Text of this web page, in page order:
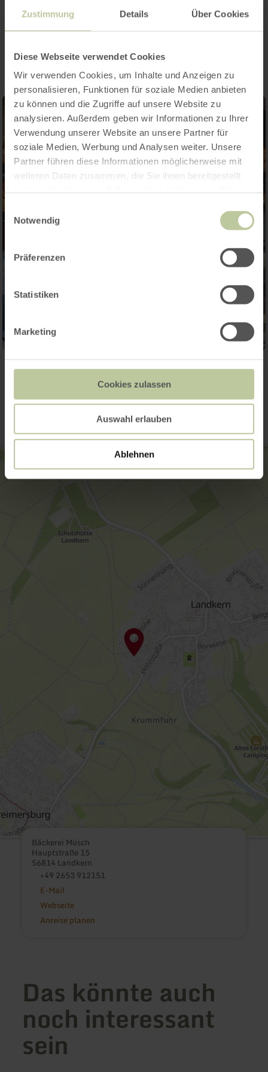
Zustimmung Details Über Cookies
Diese Webseite verwendet Cookies
Wir verwenden Cookies, um Inhalte und Anzeigen zu
personalisieren, Funktionen für soziale Medien anbieten
zu können und die Zugriffe auf unsere Website zu
analysieren. Außerdem geben wir Informationen zu Ihrer
Verwendung unserer Website an unsere Partner für
soziale Medien, Werbung und Analysen weiter. Unsere
Partner führen diese Informationen möglicherweise mit
weiteren Daten zusammen, die Sie ihnen bereitgestellt
Einwilligungsauswahl
Notwendig
Präferenzen
Statistiken
Marketing
Cookies zulassen
Auswahl erlauben
Ablehnen
Impressionen
Kontakt
Bäckerei Müsch
Hauptstraße 15
56814 Landkern
+49 2653 912151
E-Mail
Webseite
Anreise planen
Das könnte auch
noch interessant
sein